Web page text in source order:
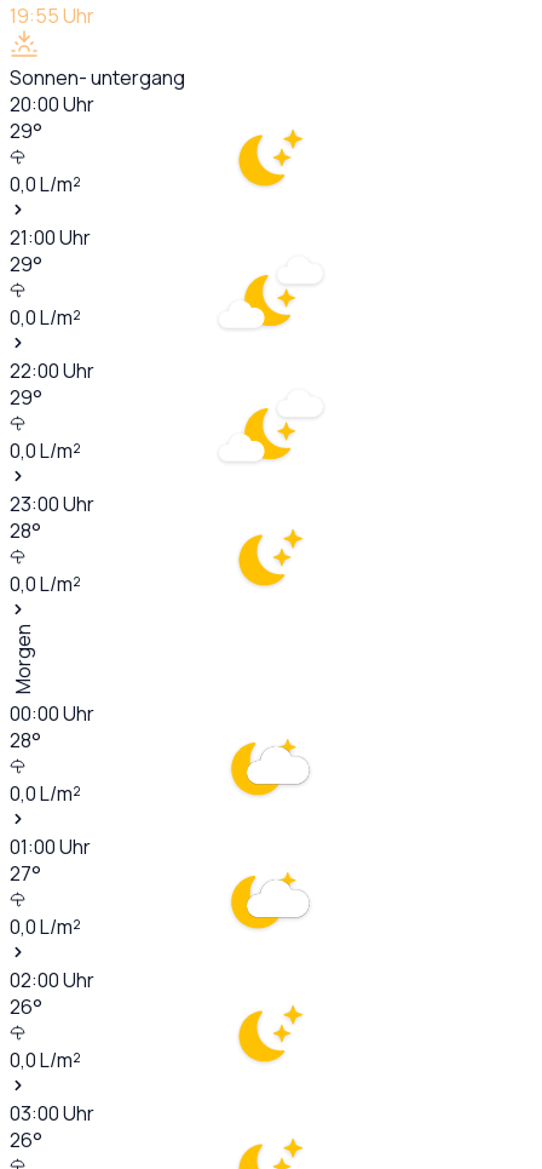
19:55Uhr
Sonnen- untergang
20:00Uhr
29°
0,0L/m²
21:00Uhr
29°
0,0L/m²
22:00Uhr
29°
0,0L/m²
23:00Uhr
28°
0,0L/m²
Morgen
00:00Uhr
28°
0,0L/m²
01:00Uhr
27°
0,0L/m²
02:00Uhr
26°
0,0L/m²
03:00Uhr
26°